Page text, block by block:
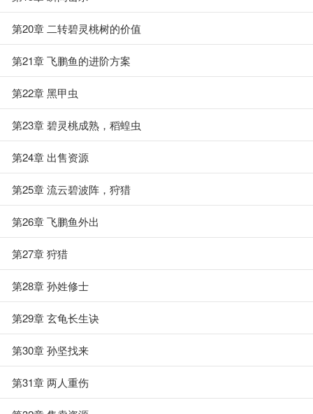
第20章 二转碧灵桃树的价值
第21章 飞鹏鱼的进阶方案
第22章 黑甲虫
第23章 碧灵桃成熟，稻蝗虫
第24章 出售资源
第25章 流云碧波阵，狩猎
第26章 飞鹏鱼外出
第27章 狩猎
第28章 孙姓修士
第29章 玄龟长生诀
第30章 孙坚找来
第31章 两人重伤